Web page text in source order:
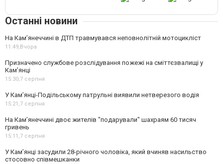
Останні новини
На Кам’янеччині в ДТП травмувався неповнолітній мотоцикліст
11:49, Вчора
Призначено службове розслідування пожежі на сміттєзвалищі у
Кам’янці
15:30,7 серпня
У Кам’янці-Подільському патрульні виявили нетверезого водія
15:21,7 серпня
На Камʼянеччині двоє жителів "подарували" шахраям 60 тисяч
гривень
15:11,7 серпня
У Камʼянці засудили 28-річного чоловіка, який вчиняв насильство
стосовно співмешканки